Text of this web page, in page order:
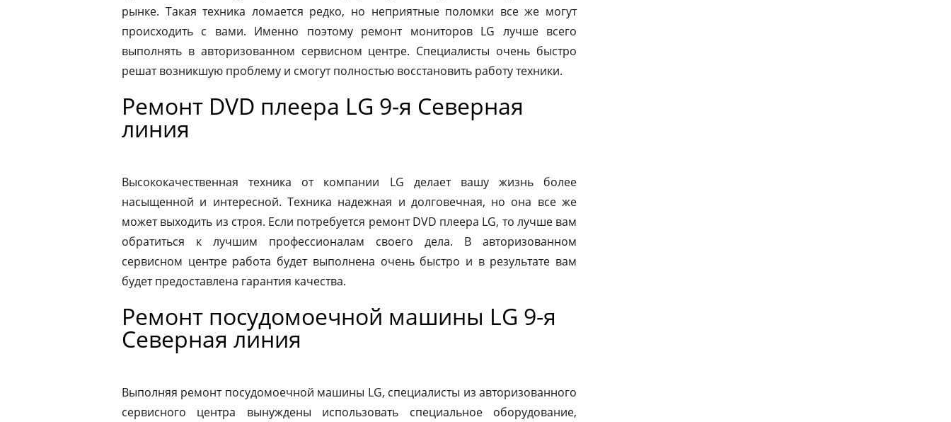
рынке. Такая техника ломается редко, но неприятные поломки все же могут
происходить с вами. Именно поэтому ремонт мониторов LG лучше всего
выполнять в авторизованном сервисном центре. Специалисты очень быстро
решат возникшую проблему и смогут полностью восстановить работу техники.
Ремонт DVD плеера LG 9-я Северная
линия
Высококачественная техника от компании LG делает вашу жизнь более
насыщенной и интересной. Техника надежная и долговечная, но она все же
может выходить из строя. Если потребуется ремонт DVD плеера LG, то лучше вам
обратиться к лучшим профессионалам своего дела. В авторизованном
сервисном центре работа будет выполнена очень быстро и в результате вам
будет предоставлена гарантия качества.
Ремонт посудомоечной машины LG 9-я
Северная линия
Выполняя ремонт посудомоечной машины LG, специалисты из авторизованного
сервисного центра вынуждены использовать специальное оборудование,